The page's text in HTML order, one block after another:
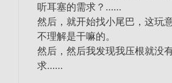
听耳塞的需求？……
然后，就开始找小尾巴，这玩
不理解是干嘛的。
然后，然后我发现我压根就没
求……